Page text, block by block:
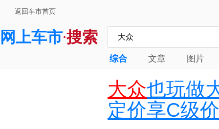
返回车市首页
网上车市·搜索
综合 文章 图片
大众也玩做
定价享C级